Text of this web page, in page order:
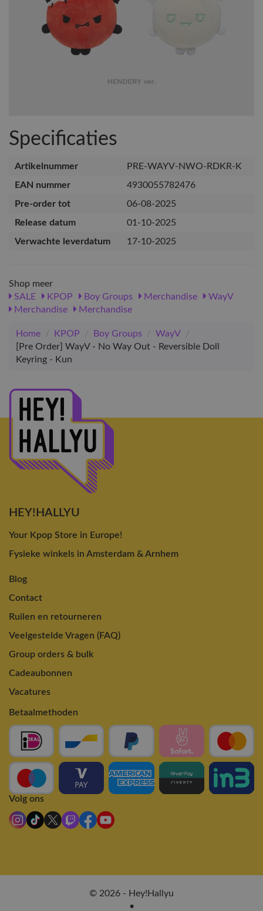
Specificaties
Artikelnummer
PRE-WAYV-NWO-RDKR-K
EAN nummer
4930055782476
Pre-order tot
06-08-2025
Release datum
01-10-2025
Verwachte leverdatum
17-10-2025
Shop meer
SALE
KPOP Boy Groups Merchandise
WayV
Merchandise
Merchandise
Home / KPOP / Boy Groups / WayV
/
[Pre Order] WayV - No Way Out - Reversible Doll
Keyring - Kun
HEY!HALLYU
Your Kpop Store in Europe!
Fysieke winkels in Amsterdam & Arnhem
Blog
Contact
Ruilen en retourneren
Veelgestelde Vragen (FAQ)
Group orders & bulk
Cadeaubonnen
Vacatures
Betaalmethoden
Volg ons
© 2026 - Hey!Hallyu
•